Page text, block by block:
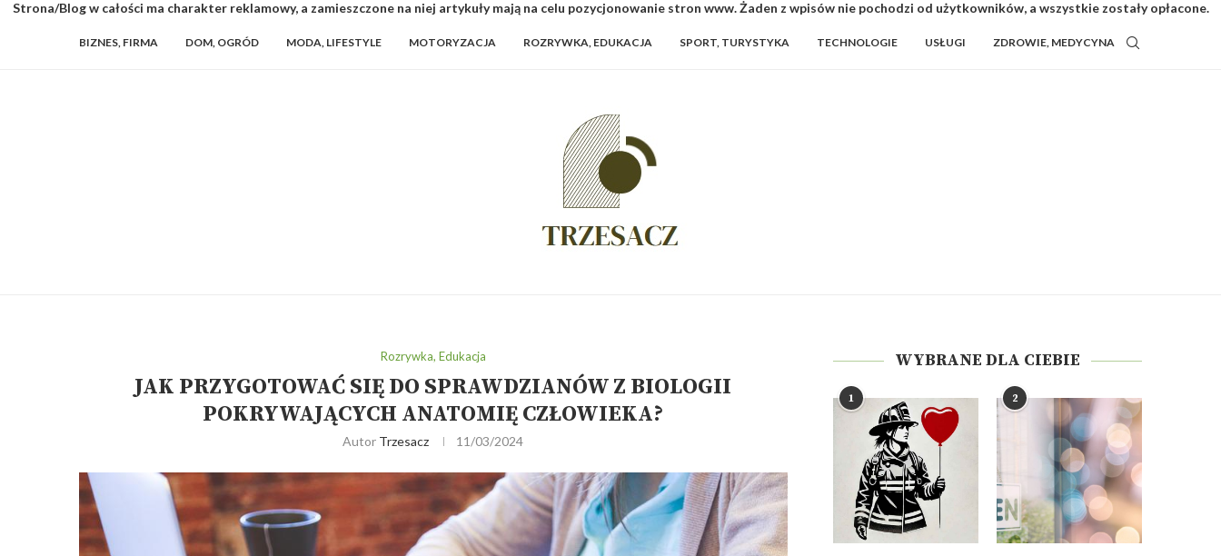
Strona/Blog w całości ma charakter reklamowy, a zamieszczone na niej artykuły mają na celu pozycjonowanie stron www. Żaden z wpisów nie pochodzi od użytkowników, a wszystkie zostały opłacone.
BIZNES, FIRMA DOM, OGRÓD MODA, LIFESTYLE MOTORYZACJA ROZRYWKA, EDUKACJA SPORT, TURYSTYKA TECHNOLOGIE USŁUGI ZDROWIE, MEDYCYNA
Rozrywka, Edukacja
JAK PRZYGOTOWAĆ SIĘ DO SPRAWDZIANÓW Z BIOLOGII
POKRYWAJĄCYCH ANATOMIĘ CZŁOWIEKA?
Autor Trzesacz 11/03/2024
WYBRANE DLA CIEBIE
1 2